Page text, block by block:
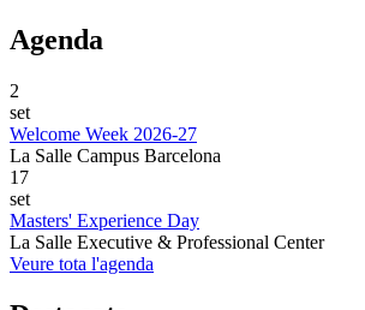
Agenda
2
set
Welcome Week 2026-27
La Salle Campus Barcelona
17
set
Masters' Experience Day
La Salle Executive & Professional Center
Veure tota l'agenda